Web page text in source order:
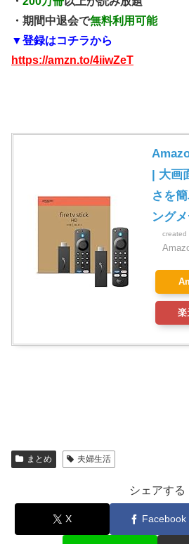
・期間中退会で無料利用可能
▼登録はコチラから
https://amzn.to/4iiwZeT
| 大画
さを
ング
created
楽
まとめ 夫婦生活
シェアする
X Facebook